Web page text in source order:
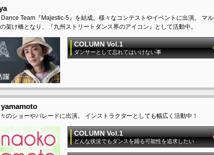
Team『Majestic-5』を結成。様々なコンテストやイベントに出演。 マル
架け橋となり、『九州ストリートダンス界のアイコン』として活動中。
COLUMN Vol.1
ダンサーとして忘れてはいけない事
のショーやパレードに出演。 インストラクターとしても幅広く活動中！
COLUMN Vol.1
どんな状況でもダンスを踊る可能性を追求したい